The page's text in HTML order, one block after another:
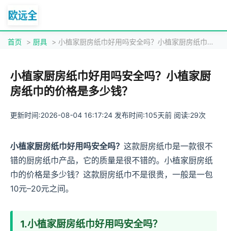
首页 > 厨具 > 小植家厨房纸巾好用吗安全吗？小植家厨房纸巾的价格是多少钱？
小植家厨房纸巾好用吗安全吗？小植家厨
房纸巾的价格是多少钱？
更新时间:2026-08-04 16:17:24 发布时间:105天前 阅读:29次
小植家厨房纸巾好用吗安全吗？ 这款厨房纸巾是一款很不
错的厨房纸巾产品，它的质量是很不错的。小植家厨房纸
巾的价格是多少钱？这款厨房纸巾不是很贵，一般是一包
10元–20元之间。
1.小植家厨房纸巾好用吗安全吗？